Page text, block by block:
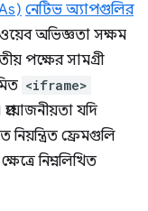
নেটিভ অ্যাপগুলির
অভিজ্ঞতা সক্ষম
পক্ষের সামগ্রী
<iframe>
যদি
ফ্রেমগুলি
নিম্নলিখিত